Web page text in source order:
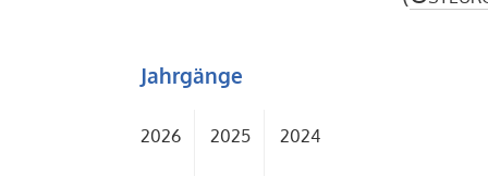
Jahrgänge
2026 2025 2024